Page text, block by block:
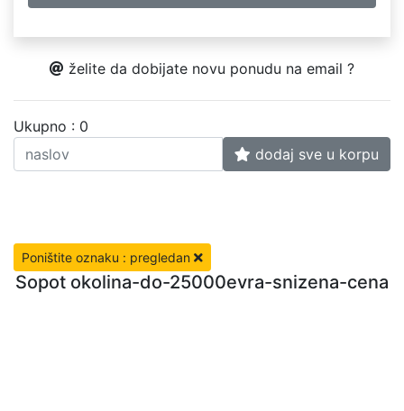
želite da dobijate novu ponudu na email ?
Ukupno : 0
dodaj sve u korpu
Poništite oznaku : pregledan
Sopot okolina-do-25000evra-snizena-cena